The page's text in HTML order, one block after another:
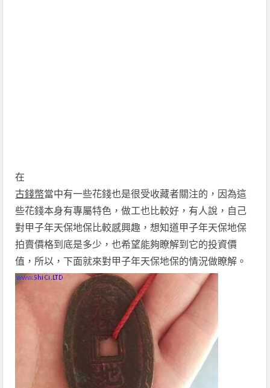
在
古錢幣當中有一些花錢也是很受收藏者關注的，因為這
些花錢本身有專屬特色，做工也比較好，有人說，自己
對甲子年天保地保比較感興趣，想知道甲子年天保地保
拍賣價格到底是多少，也希望能夠瞭解到它的投資價
值，所以，下面就來對甲子年天保地保的情況做瞭解。